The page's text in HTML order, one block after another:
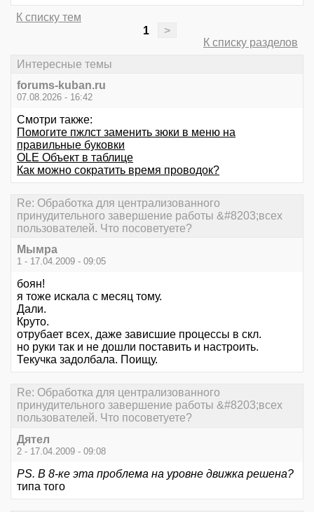
К списку тем
1
>
К списку разделов
Интересные темы
forums-kuban.ru
07.08.2026 - 16:42
Смотри также:
Помогите пжлст заменить зюки в меню на
правильные буковки
OLE Объект в таблице
Как можно сократить время проводок?
Re: Обработка для централизованного
принудительного завершение работы &#8203;всех
пользователей. Что посоветуете?
Мымра
1 - 17.04.2009 - 09:05
боян!
я тоже искала с месяц тому.
Дали.
Круто.
отрубает всех, даже зависшие процессы в скл.
но руки так и не дошли поставить и настроить.
Текучка задолбала. Поищу.
Re: Обработка для централизованного
принудительного завершение работы &#8203;всех
пользователей. Что посоветуете?
Дятeл
2 - 17.04.2009 - 09:08
PS. В 8-ке эта проблема на уровне движка решена?
типа того